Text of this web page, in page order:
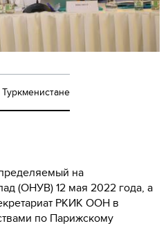
на
(ОНУВ) 12 мая 2022 года, а
РКИК ООН в
по Парижскому